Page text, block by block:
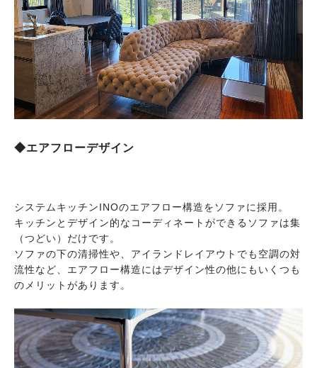
◆エアフローデザイン
システムキッチンINOのエアフロー構造をソファに採用。
キッチンとデザイン的なコーディネートができるソファは集
（つどい）だけです。
ソファの下の清掃性や、アイランドレイアウトでも空調の対
流性など、エアフロー構造にはデザイン性の他にもいくつも
のメリットがあります。